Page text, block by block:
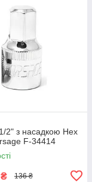
2" з насадкою Hex
F-34414
₴ 136 ₴